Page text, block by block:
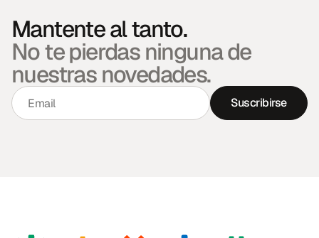
Mantente al tanto.
No te pierdas ninguna de
nuestras novedades.
Suscribirse